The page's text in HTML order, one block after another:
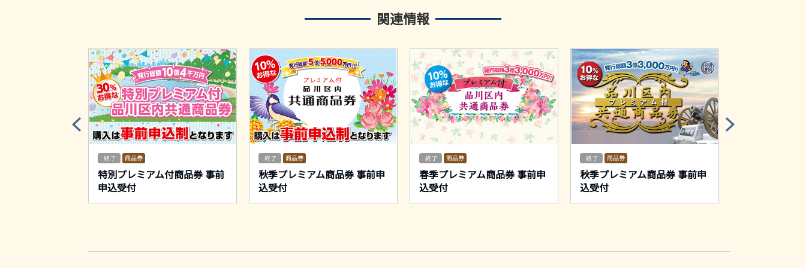
関連情報
商品券
特別プレミアム付商品券 事前
申込受付
商品券
秋季プレミアム商品券 事前申
込受付
商品券
春季プレミアム商品券 事前申
込受付
商品券
秋季プレミアム商品券 事前申
込受付